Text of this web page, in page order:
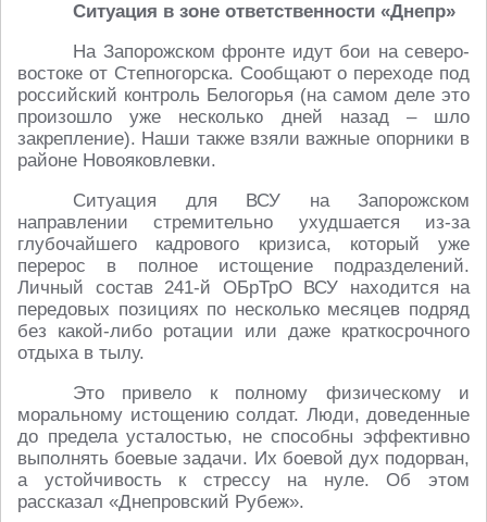
Ситуация в зоне ответственности «Днепр»
На Запорожском фронте идут бои на северо-
востоке от Степногорска. Сообщают о переходе под
российский контроль Белогорья (на самом деле это
произошло уже несколько дней назад – шло
закрепление). Наши также взяли важные опорники в
районе Новояковлевки.
Ситуация для ВСУ на Запорожском
направлении стремительно ухудшается из-за
глубочайшего кадрового кризиса, который уже
перерос в полное истощение подразделений.
Личный состав 241-й ОБрТрО ВСУ находится на
передовых позициях по несколько месяцев подряд
без какой-либо ротации или даже краткосрочного
отдыха в тылу.
Это привело к полному физическому и
моральному истощению солдат. Люди, доведенные
до предела усталостью, не способны эффективно
выполнять боевые задачи. Их боевой дух подорван,
а устойчивость к стрессу на нуле. Об этом
рассказал «Днепровский Рубеж».